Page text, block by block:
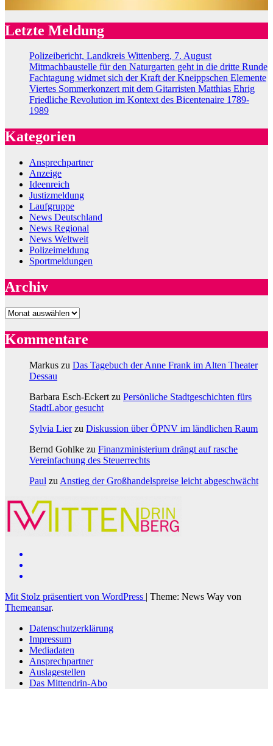
Letzte Meldung
Polizeibericht, Landkreis Wittenberg, 7. August
Mitmachbaustelle für den Naturgarten geht in die dritte Runde
Fachtagung widmet sich der Kraft der Kneippschen Elemente
Viertes Sommerkonzert mit dem Gitarristen Matthias Ehrig
Friedliche Revolution im Kontext des Bicentenaire 1789-
1989
Kategorien
Ansprechpartner
Anzeige
Ideenreich
Justizmeldung
Laufgruppe
News Deutschland
News Regional
News Weltweit
Polizeimeldung
Sportmeldungen
Archiv
Archiv
Kommentare
Markus zu Das Tagebuch der Anne Frank im Alten Theater
Dessau
Barbara Esch-Eckert zu Persönliche Stadtgeschichten fürs
StadtLabor gesucht
Sylvia Lierzu Diskussion über ÖPNV im ländlichen Raum
Bernd Gohlke zu Finanzministerium drängt auf rasche
Vereinfachung des Steuerrechts
Paul zu Anstieg der Großhandelspreise leicht abgeschwächt
Mit Stolz präsentiert von WordPress | Theme: News Way von
Themeansar.
Datenschutzerklärung
Impressum
Mediadaten
Ansprechpartner
Auslagestellen
Das Mittendrin-Abo